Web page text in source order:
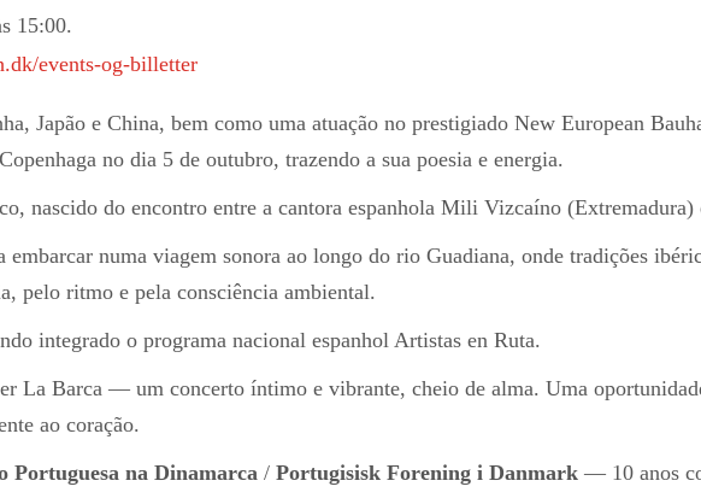
15:00.
events-og-billetter
Japão e China, bem como uma atuação no prestigiado New European
no dia 5 de outubro, trazendo a sua poesia e energia.
nascido do encontro entre a cantora espanhola Mili Vizcaíno
numa viagem sonora ao longo do rio Guadiana, onde tradições
pelo ritmo e pela consciência ambiental.
integrado o programa nacional espanhol Artistas en Ruta.
La Barca — um concerto íntimo e vibrante, cheio de alma. Uma
ao coração.
Portuguesa na Dinamarca / Portugisisk Forening i Danmark — 10 anos